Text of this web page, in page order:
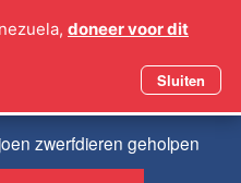
zwerfdieren geholpen
doneer voor dit
Sluiten